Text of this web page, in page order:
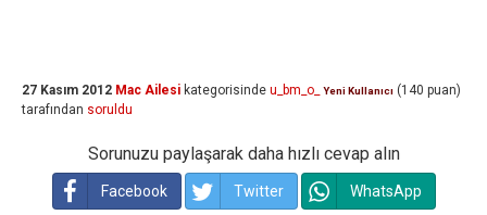
27 Kasım 2012 Mac Ailesi kategorisinde u_bm_o_ Yeni Kullanıcı (140 puan)
tarafından soruldu
Sorunuzu paylaşarak daha hızlı cevap alın
Facebook Twitter WhatsApp